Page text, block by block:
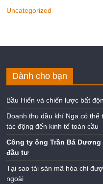
Uncategorized
Dành cho bạn
Bầu Hiển và chiến lược bất
Doanh thu dầu khí Nga có thể
tác động đến kinh tế toàn cầu
Công ty ông Trần Bá
đầu tư
Tại sao tài sản mã hóa chỉ
ngoài